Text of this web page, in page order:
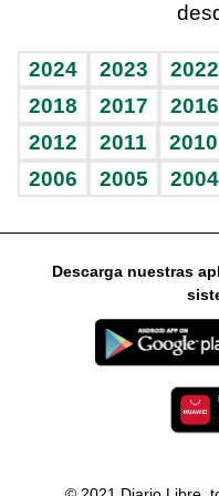
Vida y familia
Eñe
Celebrando la vida
Sin complejos
En pocas palabras
Escuchando al corazón
Economía Personal
Consulta Libre
BRV
TBT Deportivo
Ágora
Guía del dinero
Horóscopos
2024 2023 2022
2018
2017 2016
2012
2011 2010
2006
2005 2004
Descarga nuestras